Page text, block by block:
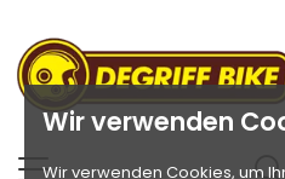
Wir verwenden
Wir verwenden Cookies, um